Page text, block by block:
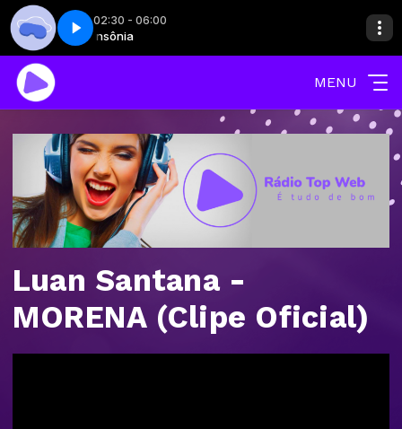
02:30 - 06:00
Insônia Insônia
03 Insônia - Parte 03
MENU
Luan Santana -
MORENA (Clipe Oficial)